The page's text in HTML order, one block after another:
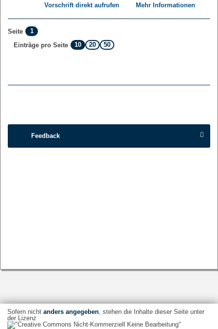
Vorschrift direkt aufrufen Mehr Informationen
Seite
1
Einträge pro Seite
10 20 50
Feedback
Sofern nicht anders angegeben, stehen die Inhalte dieser Seite unter
der Lizenz